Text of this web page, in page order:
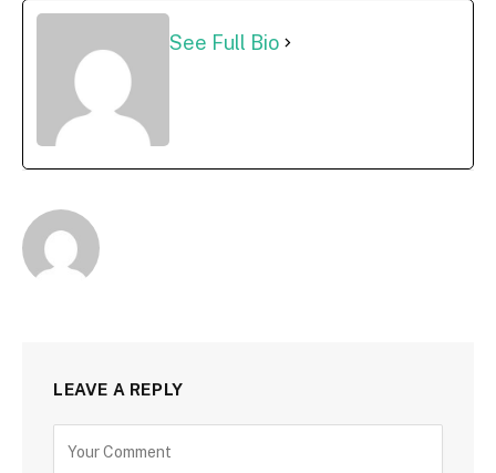
See Full Bio
LEAVE A REPLY